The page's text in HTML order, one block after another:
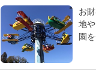
お
地
園